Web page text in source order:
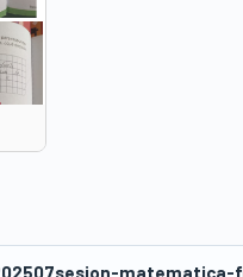
matematica-